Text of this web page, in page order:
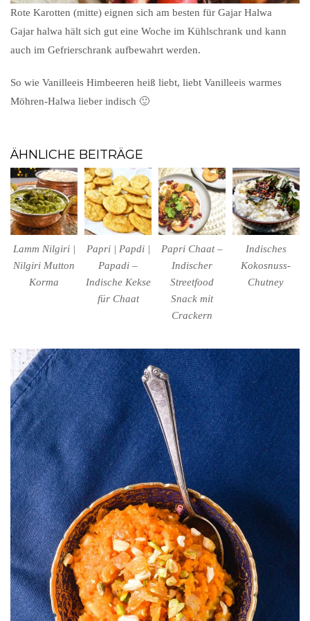
Rote Karotten (mitte) eignen sich am besten für Gajar Halwa
Gajar halwa hält sich gut eine Woche im Kühlschrank und kann
auch im Gefrierschrank aufbewahrt werden.
So wie Vanilleeis Himbeeren heiß liebt, liebt Vanilleeis warmes
Möhren-Halwa lieber indisch 🙂
ÄHNLICHE BEITRÄGE
Lamm Nilgiri |
Nilgiri Mutton
Korma
Papri | Papdi |
Papadi –
Indische Kekse
für Chaat
Papri Chaat –
Indischer
Streetfood
Snack mit
Crackern
Indisches
Kokosnuss-
Chutney